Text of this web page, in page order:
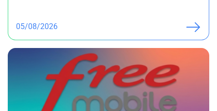
05/08/2026